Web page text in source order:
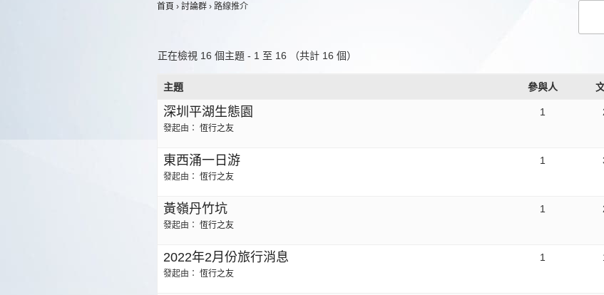
首頁 › 討論群 › 路線推介
正在檢視 16 個主題 - 1 至 16 （共計 16 個）
主題 參與人
深圳平湖生態園
發起由： 恆行之友
1
東西涌一日游
發起由： 恆行之友
1
黃嶺丹竹坑
發起由： 恆行之友
1
2022年2月份旅行消息
發起由： 恆行之友
1